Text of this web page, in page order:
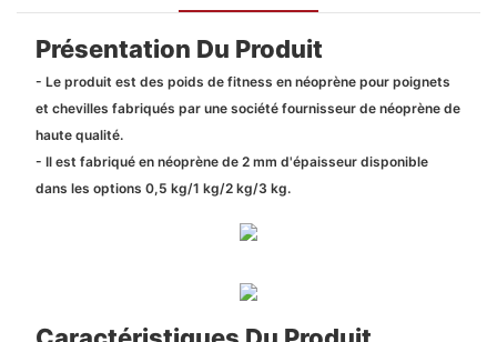
Présentation Du Produit
- Le produit est des poids de fitness en néoprène pour poignets
et chevilles fabriqués par une société fournisseur de néoprène de
haute qualité.
- Il est fabriqué en néoprène de 2 mm d'épaisseur disponible
dans les options 0,5 kg/1 kg/2 kg/3 kg.